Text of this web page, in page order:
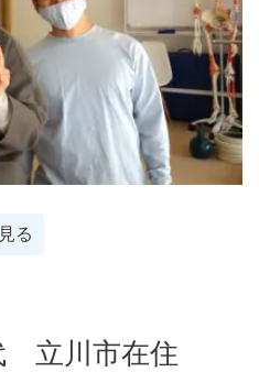
る
立川市在住